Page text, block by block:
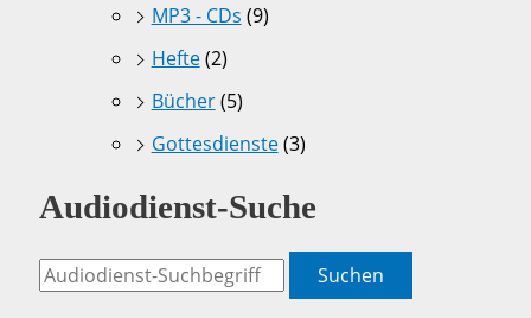
MP3 - CDs (9)
Hefte(2)
Bücher(5)
Gottesdienste(3)
Audiodienst-Suche
Suchen